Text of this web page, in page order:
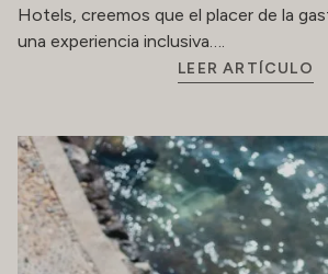
Hotels, creemos que el placer de la
una experiencia inclusiva….
LEER ARTÍCULO